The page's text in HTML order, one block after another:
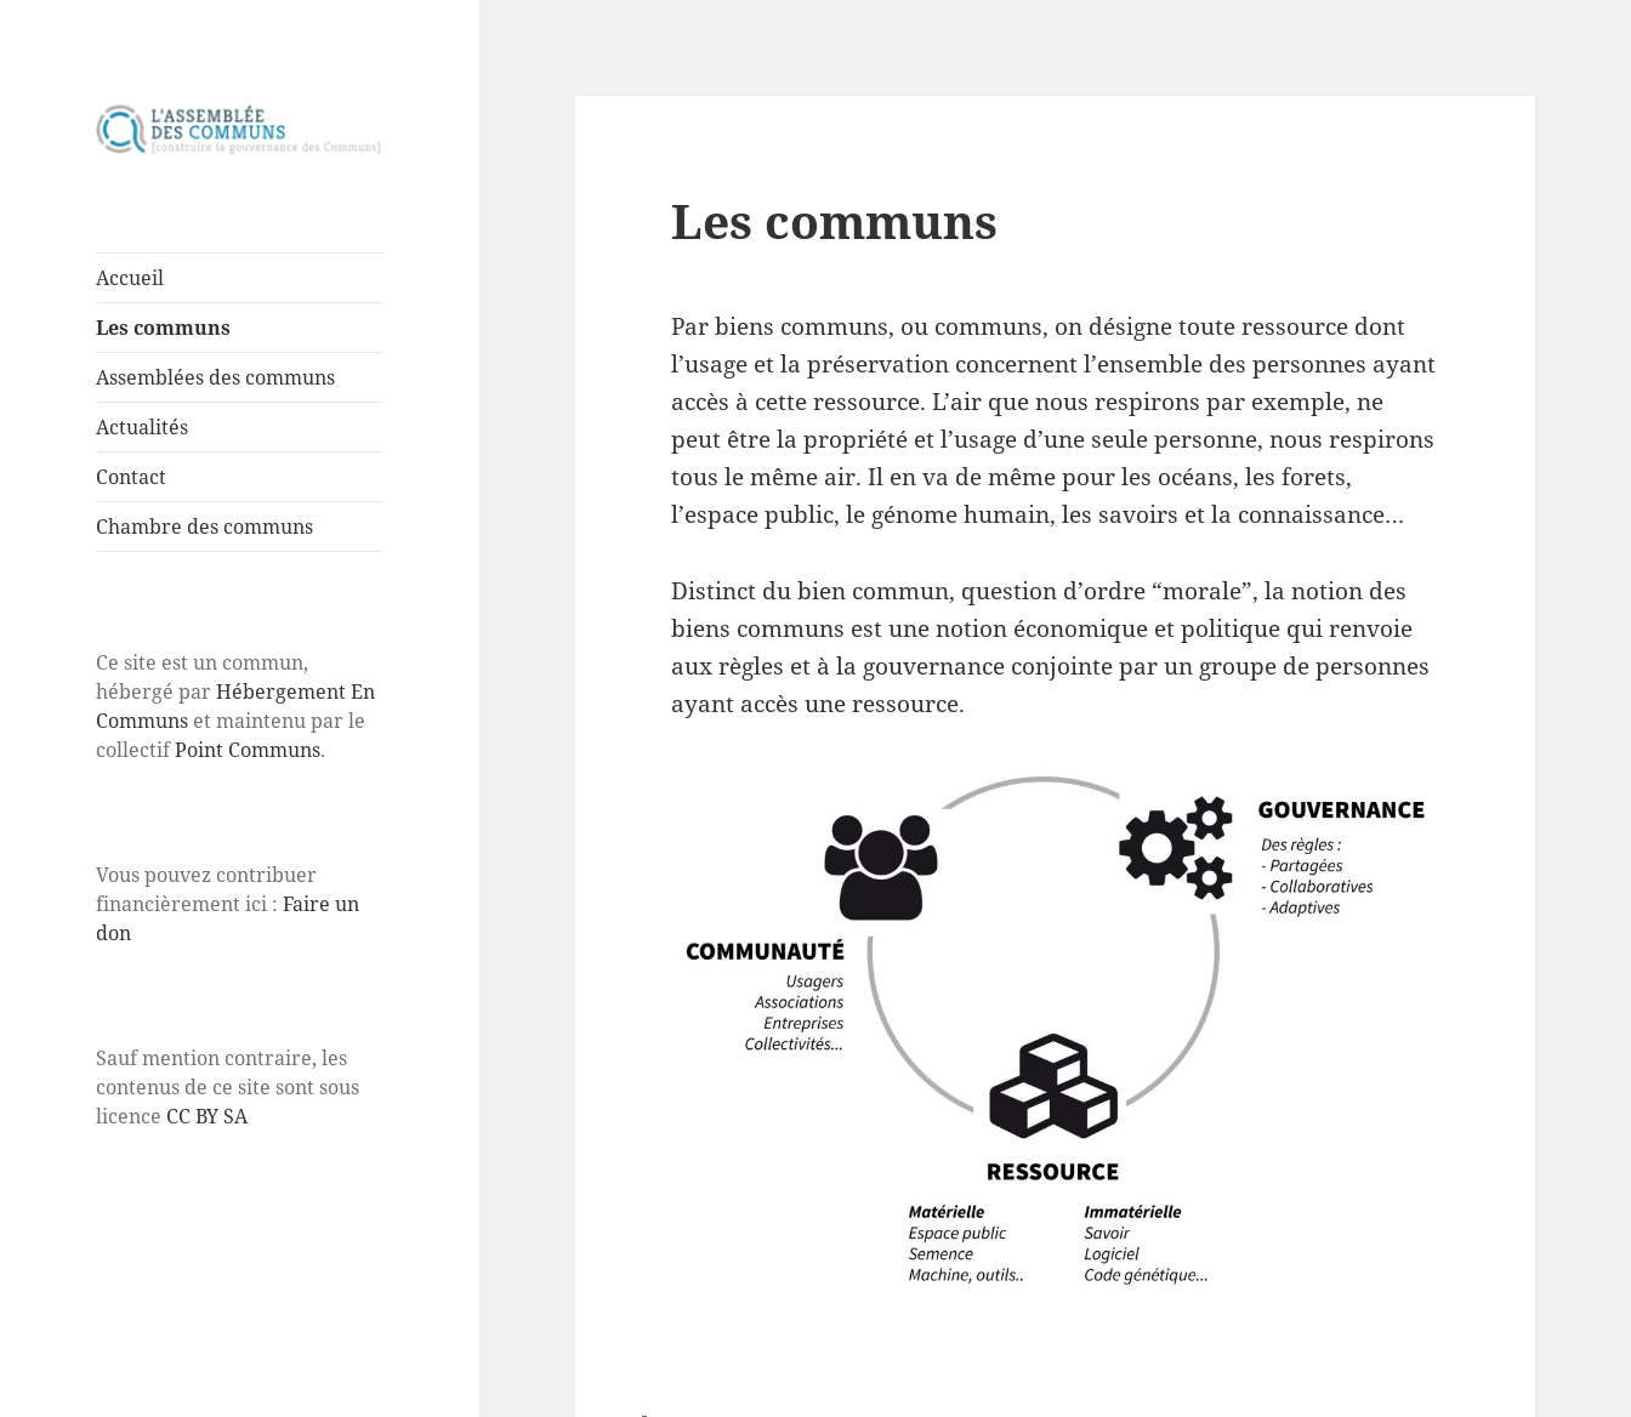
Accueil
Les communs
Assemblées des communs
Actualités
Contact
Chambre des communs
Ce site est un commun,
hébergé parHébergement En
Communs et maintenu par le
collectifPoint Communs.
Vous pouvez contribuer
financièrement ici :Faire un
don
Sauf mention contraire, les
contenus de ce site sont sous
licence CC BY SA
Les communs
Par biens communs, ou communs, on désigne toute ressource dont
l’usage et la préservation concernent l’ensemble des personnes ayant
accès à cette ressource. L’air que nous respirons par exemple, ne
peut être la propriété et l’usage d’une seule personne, nous respirons
tous le même air. Il en va de même pour les océans, les forets,
l’espace public, le génome humain, les savoirs et la connaissance…
Distinct du bien commun, question d’ordre “morale”, la notion des
biens communs est une notion économique et politique qui renvoie
aux règles et à la gouvernance conjointe par un groupe de personnes
ayant accès une ressource.